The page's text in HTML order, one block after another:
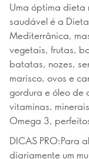
Uma óptima dieta
saudável é a
Mediterrânica,
vegetais, frutas,
batatas, nozes,
marisco, ovos e
gordura e óleo de
vitaminas,
Omega 3,
DICAS PRO:Para
diariamente um